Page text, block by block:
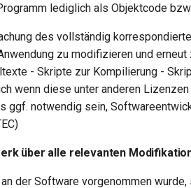
lediglich als Objektcode
des vollständig
zu modifizieren und
- Skripte zur Kompilierung -
wenn diese unter anderen
ggf. notwendig sein,
über alle relevanten
der Software vorgenommen